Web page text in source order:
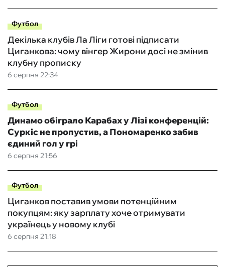
Футбол
6 серпня 22:34
Декілька клубів Ла Ліги готові підписати
Циганкова: чому вінгер Жирони досі не змінив
клубну прописку
Футбол
6 серпня 21:56
Динамо обіграло Карабах у Лізі конференцій:
Суркіс не пропустив, а Пономаренко забив
єдиний гол у грі
Футбол
6 серпня 21:18
Циганков поставив умови потенційним
покупцям: яку зарплату хоче отримувати
українець у новому клубі